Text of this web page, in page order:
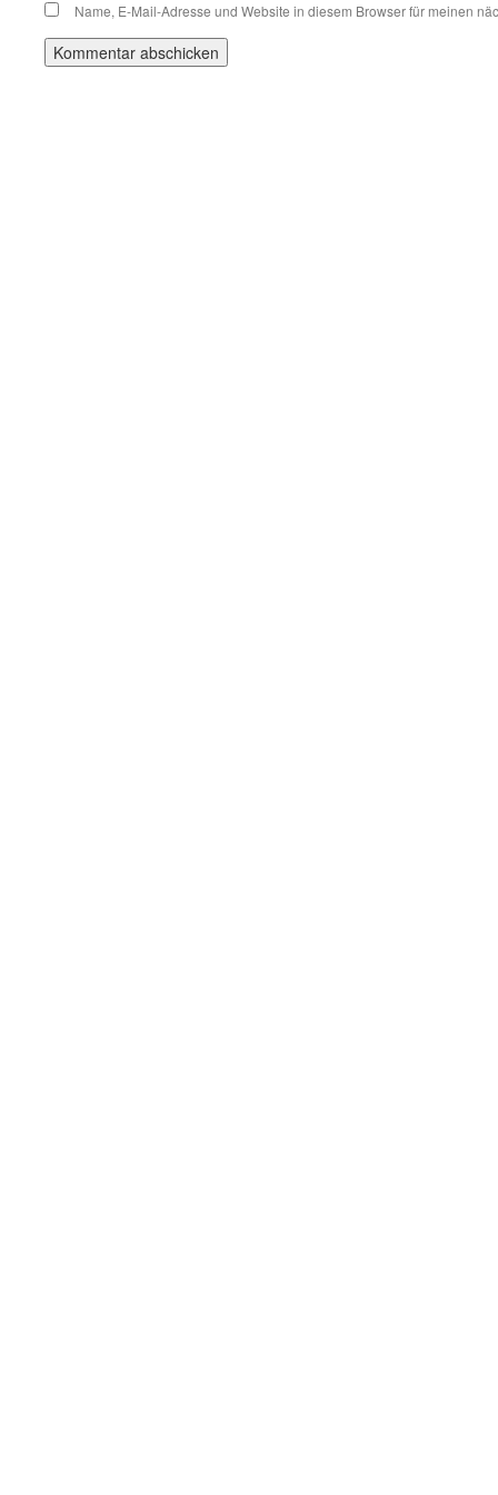
Name, E-Mail-Adresse und Website in diesem Browser für meinen